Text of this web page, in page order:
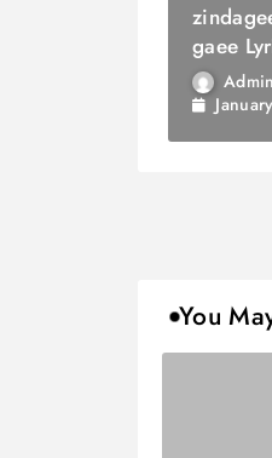
gaee
बदल गई
You